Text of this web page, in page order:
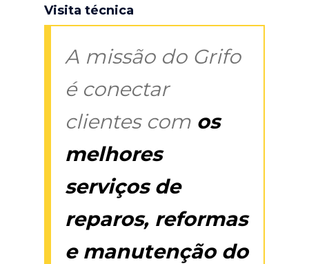
Visita técnica
A missão do Grifo
é conectar
clientes com os
melhores
serviços de
reparos, reformas
e manutenção do